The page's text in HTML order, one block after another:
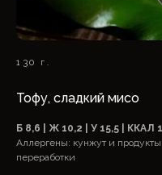
130 г.
Тофу, сладкий мисо
Б 8,6 | Ж 10,2 | У 15,5 | ККАЛ
Аллергены: кунжут и
переработки